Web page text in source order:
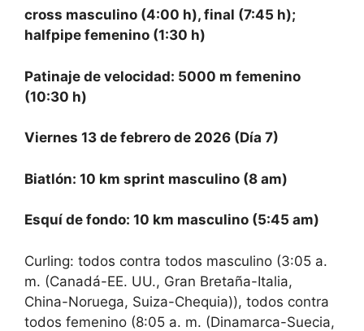
cross masculino (4:00 h), final (7:45 h);
halfpipe femenino (1:30 h)
Patinaje de velocidad: 5000 m femenino
(10:30 h)
Viernes 13 de febrero de 2026 (Día 7)
Biatlón: 10 km sprint masculino (8 am)
Esquí de fondo: 10 km masculino (5:45 am)
Curling: todos contra todos masculino (3:05 a.
m. (Canadá-EE. UU., Gran Bretaña-Italia,
China-Noruega, Suiza-Chequia)), todos contra
todos femenino (8:05 a. m. (Dinamarca-Suecia,